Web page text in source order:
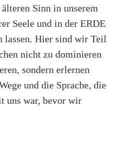
Sinn in unserem
Seele und in der ERDE
lassen. Hier sind wir Teil
nicht zu dominieren
sondern erlernen
und die Sprache, die
uns war, bevor wir